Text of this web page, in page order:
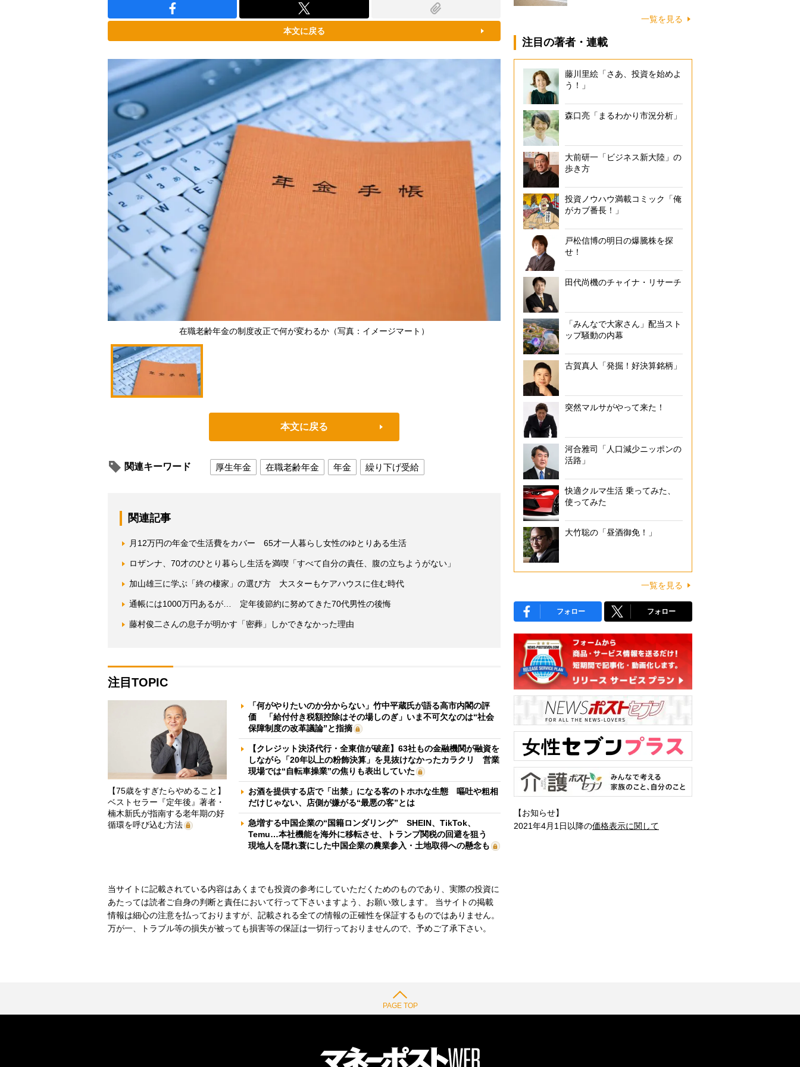
本文に戻る
在職老齢年金の制度改正で何が変わるか（写真：イメージマート）
本文に戻る
関連キーワード 厚生年金 在職老齢年金 年金 繰り下げ受給
関連記事
月12万円の年金で生活費をカバー 65才一人暮らし女性のゆとりある生活
ロザンナ、70才のひとり暮らし生活を満喫「すべて自分の責任、腹の立ちようがない」
加山雄三に学ぶ「終の棲家」の選び方 大スターもケアハウスに住む時代
通帳には1000万円あるが… 定年後節約に努めてきた70代男性の後悔
藤村俊二さんの息子が明かす「密葬」しかできなかった理由
注目TOPIC
【75歳をすぎたらやめること】
ベストセラー『定年後』著者・
楠木新氏が指南する老年期の好
循環を呼び込む方法
「何がやりたいのか分からない」竹中平蔵氏が語る高市内閣の評
価 「給付付き税額控除はその場しのぎ」いま不可欠なのは“社会
保障制度の改革議論”と指摘
【クレジット決済代行・全東信が破産】63社もの金融機関が融資を
しながら「20年以上の粉飾決算」を見抜けなかったカラクリ 営業
現場では“自転車操業”の焦りも表出していた
お酒を提供する店で「出禁」になる客のトホホな生態 嘔吐や粗相
だけじゃない、店側が嫌がる“最悪の客”とは
急増する中国企業の“国籍ロンダリング” SHEIN、TikTok、
Temu…本社機能を海外に移転させ、トランプ関税の回避を狙う
現地人を隠れ蓑にした中国企業の農業参入・土地取得への懸念も
当サイトに記載されている内容はあくまでも投資の参考にしていただくためのものであり、実際の投資に
あたっては読者ご自身の判断と責任において行って下さいますよう、お願い致します。 当サイトの掲載
情報は細心の注意を払っておりますが、記載される全ての情報の正確性を保証するものではありません。
万が一、トラブル等の損失が被っても損害等の保証は一切行っておりませんので、予めご了承下さい。
一覧を見る
注目の著者・連載
藤川里絵「さあ、投資を始めよ
う！」
森口亮「まるわかり市況分析」
大前研一「ビジネス新大陸」の
歩き方
投資ノウハウ満載コミック「俺
がカブ番長！」
戸松信博の明日の爆騰株を探
せ！
田代尚機のチャイナ・リサーチ
「みんなで大家さん」配当スト
ップ騒動の内幕
古賀真人「発掘！好決算銘柄」
突然マルサがやって来た！
河合雅司「人口減少ニッポンの
活路」
快適クルマ生活 乗ってみた、
使ってみた
大竹聡の「昼酒御免！」
一覧を見る
フォロー フォロー
【お知らせ】
2021年4月1日以降の価格表示に関して
PAGE TOP